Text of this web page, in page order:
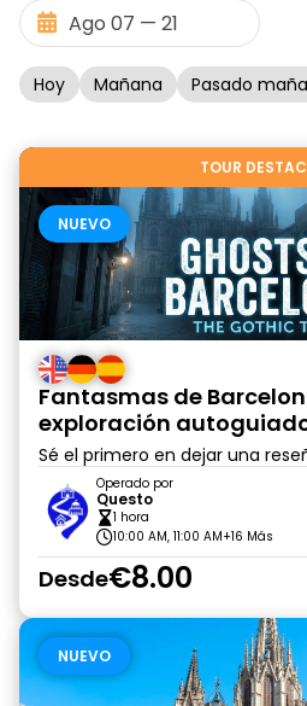
Hoy Mañana Pasado
TOUR
NUEVO
Fantasmas de
exploración
Sé el primero en dejar una
Operado por
Questo
1 hora
10:00 AM, 11:00 AM+16 Más
Desde€8.00
NUEVO